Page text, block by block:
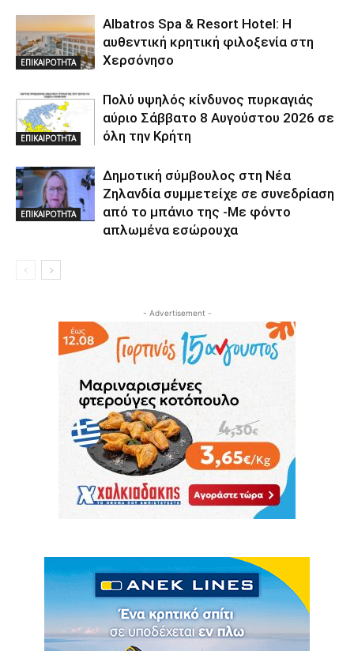
ΕΠΙΚΑΙΡΟΤΗΤΑ
Albatros Spa & Resort Hotel: Η
αυθεντική κρητική φιλοξενία στη
Χερσόνησο
ΕΠΙΚΑΙΡΟΤΗΤΑ
Πολύ υψηλός κίνδυνος πυρκαγιάς
αύριο Σάββατο 8 Αυγούστου 2026 σε
όλη την Κρήτη
ΕΠΙΚΑΙΡΟΤΗΤΑ
Δημοτική σύμβουλος στη Νέα
Ζηλανδία συμμετείχε σε συνεδρίαση
από το μπάνιο της -Με φόντο
απλωμένα εσώρουχα
- Advertisement -